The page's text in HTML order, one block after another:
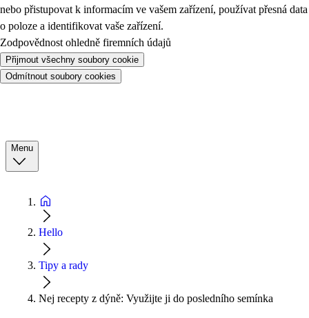
nebo přistupovat k informacím ve vašem zařízení, používat přesná data
o poloze a identifikovat vaše zařízení.
Zodpovědnost ohledně firemních údajů
Přijmout všechny soubory cookie
Odmítnout soubory cookies
Menu
Hello
Tipy a rady
Nej recepty z dýně: Využijte ji do posledního semínka